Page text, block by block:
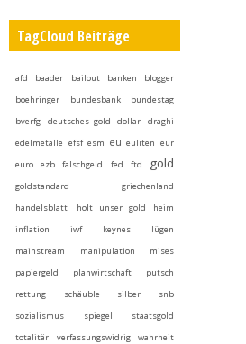
TagCloud Beiträge
afd baader bailout banken
blogger
boehringer
bundesbank
bundestag
bverfg
deutsches gold dollar
draghi
edelmetalle efsf esm eu euliten eur
euro
ezb falschgeld fed ftd gold
goldstandard
griechenland
handelsblatt
holt unser gold heim
inflation
iwf keynes
lügen
mainstream
manipulation
mises
papiergeld
planwirtschaft
putsch
rettung
schäuble silber
snb
sozialismus
spiegel
staatsgold
totalitär
verfassungswidrig
wahrheit